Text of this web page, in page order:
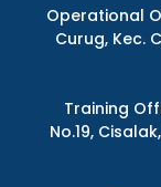
Operational
Curug, Kec.
Training
No.19,